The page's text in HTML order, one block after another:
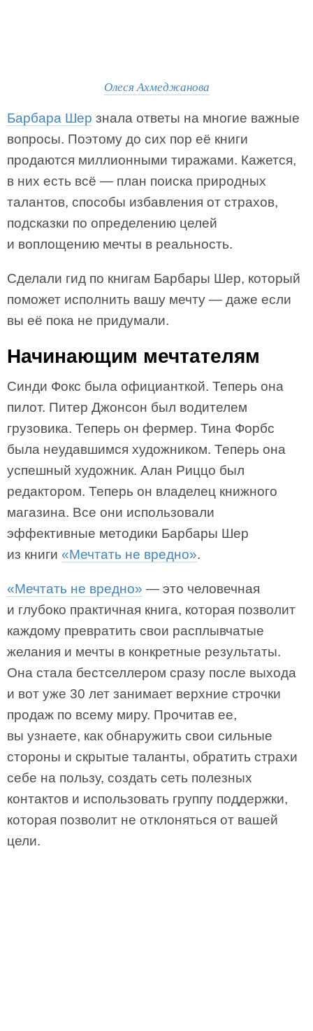
Олеся Ахмеджанова
Барбара Шер знала ответы на многие важные
вопросы. Поэтому до сих пор её книги
продаются миллионными тиражами. Кажется,
в них есть всё — план поиска природных
талантов, способы избавления от страхов,
подсказки по определению целей
и воплощению мечты в реальность.
Сделали гид по книгам Барбары Шер, который
поможет исполнить вашу мечту — даже если
вы её пока не придумали.
Начинающим мечтателям
Синди Фокс была официанткой. Теперь она
пилот. Питер Джонсон был водителем
грузовика. Теперь он фермер. Тина Форбс
была неудавшимся художником. Теперь она
успешный художник. Алан Риццо был
редактором. Теперь он владелец книжного
магазина. Все они использовали
эффективные методики Барбары Шер
из книги «Мечтать не вредно».
«Мечтать не вредно» — это человечная
и глубоко практичная книга, которая позволит
каждому превратить свои расплывчатые
желания и мечты в конкретные результаты.
Она стала бестселлером сразу после выхода
и вот уже 30 лет занимает верхние строчки
продаж по всему миру. Прочитав ее,
вы узнаете, как обнаружить свои сильные
стороны и скрытые таланты, обратить страхи
себе на пользу, создать сеть полезных
контактов и использовать группу поддержки,
которая позволит не отклоняться от вашей
цели.